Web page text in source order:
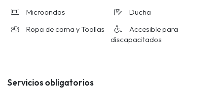
Microondas
Ducha
Ropa de cama y Toallas
Accesible para
discapacitados
Servicios obligatorios